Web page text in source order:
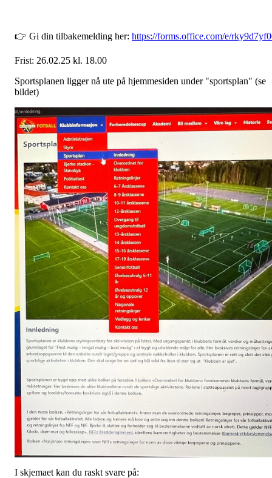
👉 Gi din tilbakemelding her: https://forms.office.com/e/
Frist: 26.02.25 kl. 18.00
Sportsplanen ligger nå ute på hjemmesiden under "sportsplan" (se
bildet)
I skjemaet kan du raskt svare på: